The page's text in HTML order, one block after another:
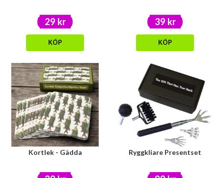
29 kr
KÖP
39 kr
KÖP
Kortlek - Gädda Ryggkliare Presentset